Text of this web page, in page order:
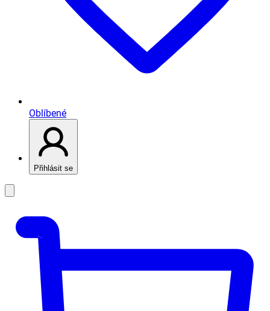
Oblíbené
Přihlásit se